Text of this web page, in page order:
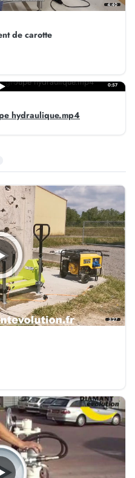
4:40
de carotte
0:57
hydraulique.mp4
3:27